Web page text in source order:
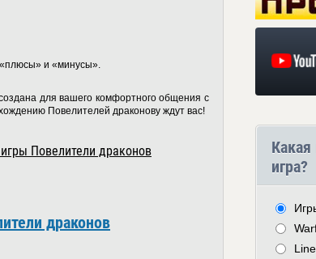
и «минусы».
для вашего комфортного общения с
Повелителей драконову ждут вас!
Повелители драконов
драконов
игра?